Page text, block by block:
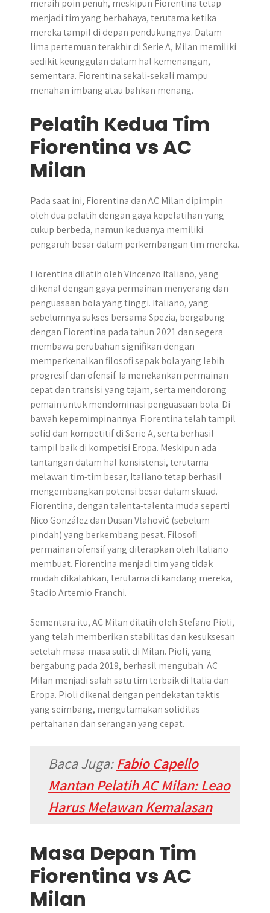
meraih poin penuh, meskipun Fiorentina tetap
menjadi tim yang berbahaya, terutama ketika
mereka tampil di depan pendukungnya. Dalam
lima pertemuan terakhir di Serie A, Milan memiliki
sedikit keunggulan dalam hal kemenangan,
sementara. Fiorentina sekali-sekali mampu
menahan imbang atau bahkan menang.
Pelatih Kedua Tim
Fiorentina vs AC
Milan
Pada saat ini, Fiorentina dan AC Milan dipimpin
oleh dua pelatih dengan gaya kepelatihan yang
cukup berbeda, namun keduanya memiliki
pengaruh besar dalam perkembangan tim mereka.
Fiorentina dilatih oleh Vincenzo Italiano, yang
dikenal dengan gaya permainan menyerang dan
penguasaan bola yang tinggi. Italiano, yang
sebelumnya sukses bersama Spezia, bergabung
dengan Fiorentina pada tahun 2021 dan segera
membawa perubahan signifikan dengan
memperkenalkan filosofi sepak bola yang lebih
progresif dan ofensif. Ia menekankan permainan
cepat dan transisi yang tajam, serta mendorong
pemain untuk mendominasi penguasaan bola. Di
bawah kepemimpinannya. Fiorentina telah tampil
solid dan kompetitif di Serie A, serta berhasil
tampil baik di kompetisi Eropa. Meskipun ada
tantangan dalam hal konsistensi, terutama
melawan tim-tim besar, Italiano tetap berhasil
mengembangkan potensi besar dalam skuad.
Fiorentina, dengan talenta-talenta muda seperti
Nico González dan Dusan Vlahović (sebelum
pindah) yang berkembang pesat. Filosofi
permainan ofensif yang diterapkan oleh Italiano
membuat. Fiorentina menjadi tim yang tidak
mudah dikalahkan, terutama di kandang mereka,
Stadio Artemio Franchi.
Sementara itu, AC Milan dilatih oleh Stefano Pioli,
yang telah memberikan stabilitas dan kesuksesan
setelah masa-masa sulit di Milan. Pioli, yang
bergabung pada 2019, berhasil mengubah. AC
Milan menjadi salah satu tim terbaik di Italia dan
Eropa. Pioli dikenal dengan pendekatan taktis
yang seimbang, mengutamakan soliditas
pertahanan dan serangan yang cepat.
Baca Juga:Fabio Capello
Mantan Pelatih AC Milan: Leao
Harus Melawan Kemalasan
Masa Depan Tim
Fiorentina vs AC
Milan